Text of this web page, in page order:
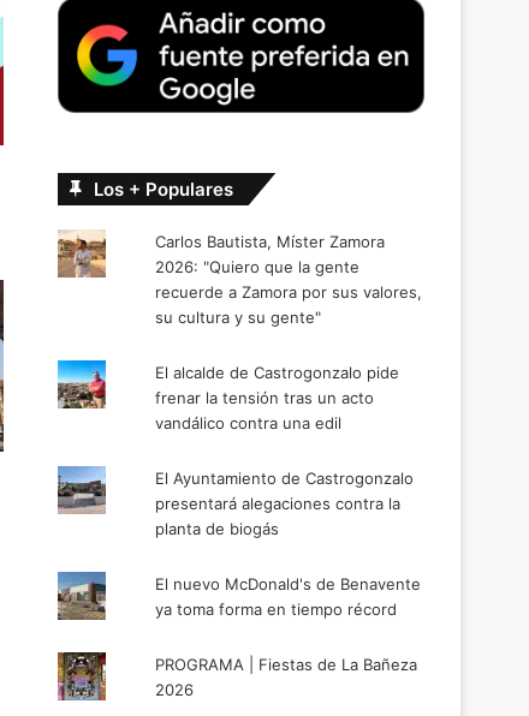
Los + Populares
Carlos Bautista, Míster Zamora
2026: "Quiero que la gente
recuerde a Zamora por sus valores,
su cultura y su gente"
El alcalde de Castrogonzalo pide
frenar la tensión tras un acto
vandálico contra una edil
El Ayuntamiento de Castrogonzalo
presentará alegaciones contra la
planta de biogás
El nuevo McDonald's de Benavente
ya toma forma en tiempo récord
PROGRAMA | Fiestas de La Bañeza
2026